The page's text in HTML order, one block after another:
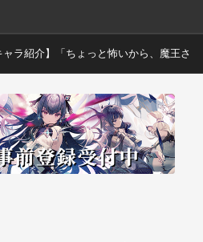
ャラ紹介】「ちょっと怖いから、魔王さ